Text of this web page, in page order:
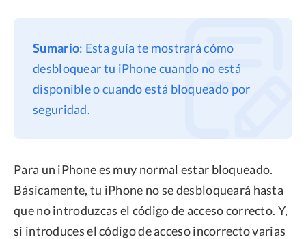
Privacidad
Términos
Politica de Reembolso
Sumario: Esta guía te mostrará cómo
desbloquear tu iPhone cuando no está
disponible o cuando está bloqueado por
seguridad.
Para un iPhone es muy normal estar bloqueado.
Básicamente, tu iPhone no se desbloqueará hasta
que no introduzcas el código de acceso correcto. Y,
si introduces el código de acceso incorrecto varias